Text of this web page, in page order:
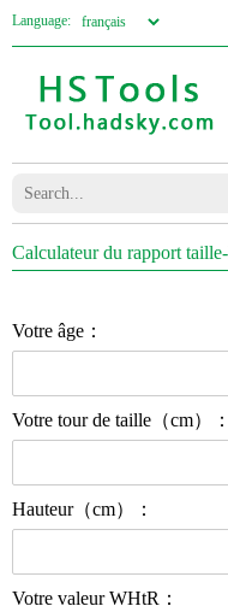
Language:
Calculateur du rapport
Votre âge：
Votre tour de taille（cm）：
Hauteur（cm）：
Votre valeur WHtR：